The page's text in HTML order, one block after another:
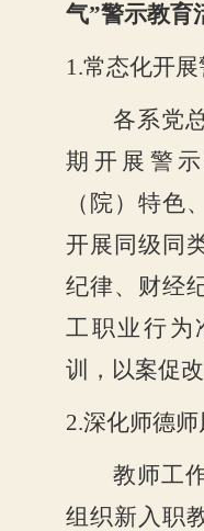
气”警示教育
1.常态化开
各系党
期开展警
（院）特色
开展同级同
纪律、财经
工职业行为
训，以案促
2.深化师德
教师工
组织新入职